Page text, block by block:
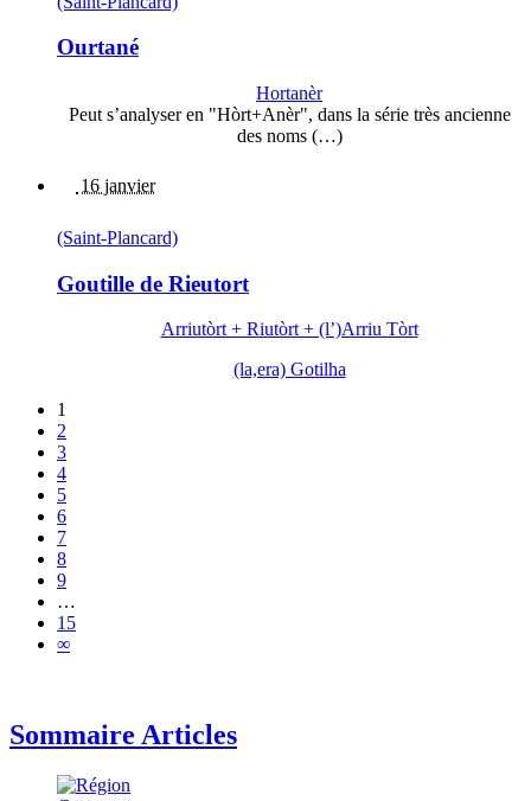
Ourtané
Hortanèr
Peut s’analyser en "Hòrt+Anèr", dans la série très ancienne
des noms (…)
16 janvier
(Saint-Plancard)
Goutille de Rieutort
Arriutòrt + Riutòrt + (l’)Arriu Tòrt
(la,era) Gotilha
1
2
3
4
5
6
7
8
9
…
15
∞
Sommaire Articles